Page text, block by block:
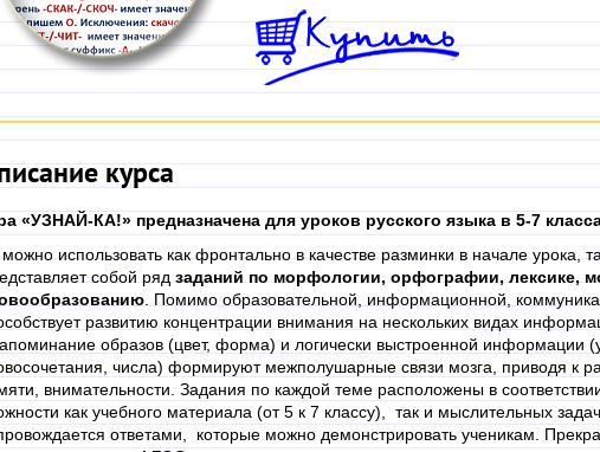
курса
«УЗНАЙ-КА!» предназначена для уроков русского языка в 5-7
использовать как фронтально в качестве разминки в начале урока,
собой ряд заданий по морфологии, орфографии, лексике,
. Помимо образовательной, информационной,
развитию концентрации внимания на нескольких видах
образов (цвет, форма) и логически выстроенной информации
числа) формируют межполушарные связи мозга, приводя к
внимательности. Задания по каждой теме расположены в
как учебного материала (от 5 к 7 классу), так и мыслительных
ответами, которые можно демонстрировать ученикам.